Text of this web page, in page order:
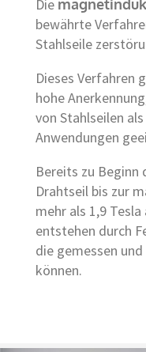
Die
bewährte
Stahlseile
Dieses Verfahren
hohe
von Stahlseilen
Anwendungen
Bereits zu Beginn
Drahtseil bis zur
mehr als 1,9
entstehen durch
die gemessen
können.